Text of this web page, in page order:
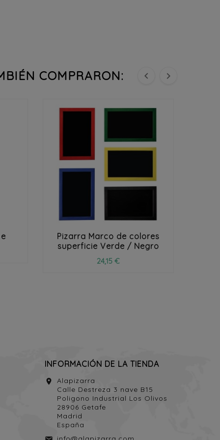
COMPRARON:  

Pizarra Marco de colores
superficie Verde / Negro
24,15 €
INFORMACIÓN DE LA TIENDA
location_on
Alapizarra
Calle Destreza 3 nave B15
Poligono Industrial Los Olivos
28906 Getafe
Madrid
España